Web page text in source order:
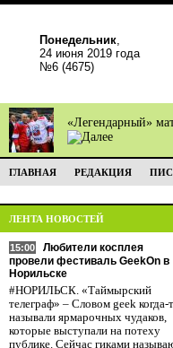
Понедельник,
24 июня 2019 года
№6 (4675)
«Легендарный»
ГЛАВНАЯ РЕДАКЦИЯ
ЛЕНТА НОВОСТЕЙ
15:00
Любители косплея
провели фестиваль GeekOn в
Норильске
#НОРИЛЬСК. «Таймырский
телеграф» – Словом geek когда-
называли ярмарочных чудаков,
которые выступали на потеху
публике. Сейчас гиками